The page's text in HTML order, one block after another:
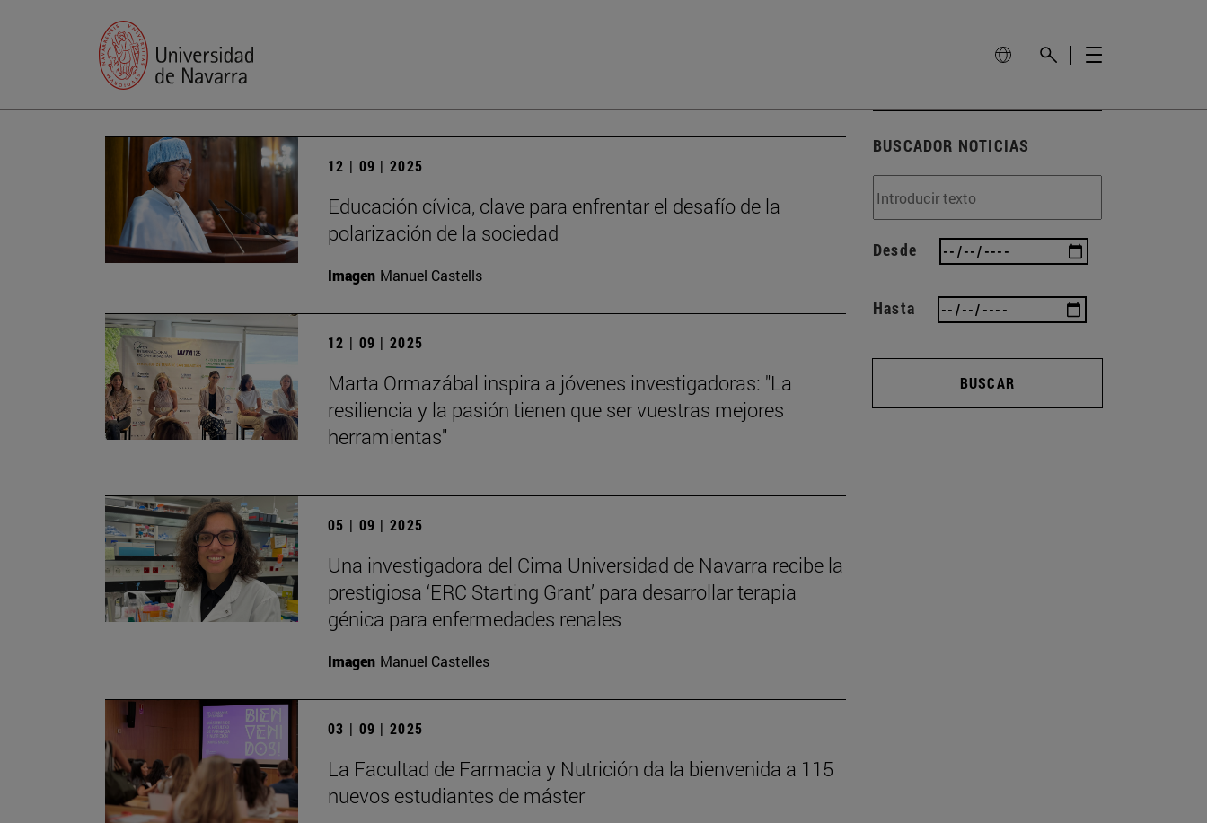
12 | 09 | 2025
Educación cívica, clave para enfrentar el desafío de la
polarización de la sociedad
Imagen Manuel Castells
12 | 09 | 2025
Marta Ormazábal inspira a jóvenes investigadoras: "La
resiliencia y la pasión tienen que ser vuestras mejores
herramientas"
05 | 09 | 2025
Una investigadora del Cima Universidad de Navarra recibe la
prestigiosa ‘ERC Starting Grant’ para desarrollar terapia
génica para enfermedades renales
Imagen Manuel Castelles
03 | 09 | 2025
La Facultad de Farmacia y Nutrición da la bienvenida a 115
nuevos estudiantes de máster
BUSCADOR NOTICIAS
Desde
Hasta
BUSCAR